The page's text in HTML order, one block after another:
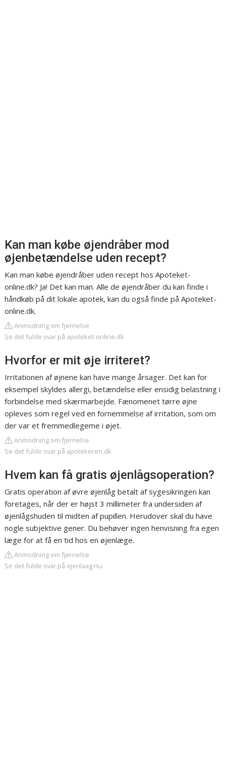
Kan man købe øjendråber mod
øjenbetændelse uden recept?
Kan man købe øjendråber uden recept hos Apoteket-
online.dk? Ja! Det kan man. Alle de øjendråber du kan finde i
håndkøb på dit lokale apotek, kan du også finde på Apoteket-
online.dk.
Anmodning om fjernelse
Se det fulde svar på apoteket-online.dk
Hvorfor er mit øje irriteret?
Irritationen af øjnene kan have mange årsager. Det kan for
eksempel skyldes allergi, betændelse eller ensidig belastning i
forbindelse med skærmarbejde. Fænomenet tørre øjne
opleves som regel ved en fornemmelse af irritation, som om
der var et fremmedlegeme i øjet.
Anmodning om fjernelse
Se det fulde svar på apotekeren.dk
Hvem kan få gratis øjenlågsoperation?
Gratis operation af øvre øjenlåg betalt af sygesikringen kan
foretages, når der er højst 3 millimeter fra undersiden af
øjenlågshuden til midten af pupillen. Herudover skal du have
nogle subjektive gener. Du behøver ingen henvisning fra egen
læge for at få en tid hos en øjenlæge.
Anmodning om fjernelse
Se det fulde svar på ojenlaag.nu